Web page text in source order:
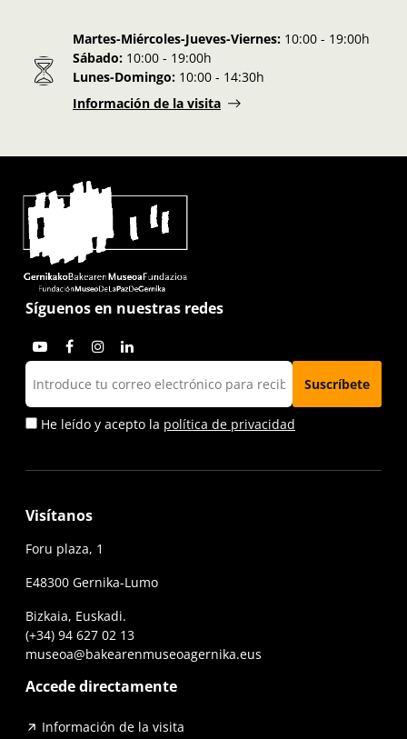
Martes-Miércoles-Jueves-Viernes: 10:00 - 19:00h
Sábado: 10:00 - 19:00h
Lunes-Domingo: 10:00 - 14:30h
Información de la visita
Síguenos en nuestras redes
He leído y acepto la política de privacidad
Visítanos
Foru plaza, 1
E48300 Gernika-Lumo
Bizkaia, Euskadi.
(+34) 94 627 02 13
museoa@bakearenmuseoagernika.eus
Accede directamente
Información de la visita